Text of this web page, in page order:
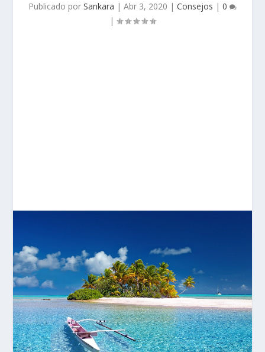
Publicado por Sankara | Abr 3, 2020 | Consejos | 0
|